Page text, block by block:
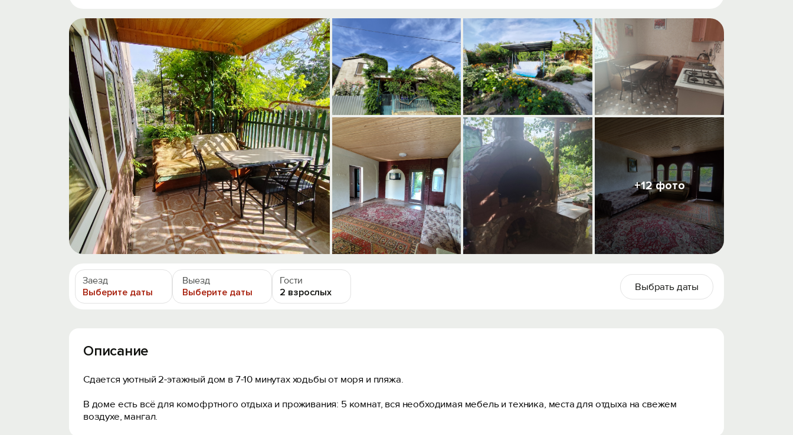
+12 фото
Заезд
Выберите даты
Выезд
Выберите даты
Гости
2 взрослых
Выбрать даты
Описание
Сдается уютный 2-этажный дом в 7-10 минутах ходьбы от моря и пляжа.
В доме есть всё для комофртного отдыха и проживания: 5 комнат, вся необходимая мебель и техника, места для отдыха на свежем
воздухе, мангал.